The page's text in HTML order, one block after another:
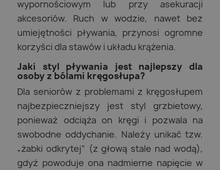
wypornościowym lub przy asekuracji
akcesoriów. Ruch w wodzie, nawet bez
umiejętności pływania, przynosi ogromne
korzyści dla stawów i układu krążenia.
Jaki styl pływania jest najlepszy dla
osoby z bólami kręgosłupa?
Dla seniorów z problemami z kręgosłupem
najbezpieczniejszy jest styl grzbietowy,
ponieważ odciąża on kręgi i pozwala na
swobodne oddychanie. Należy unikać tzw.
„żabki odkrytej” (z głową stale nad wodą),
gdyż powoduje ona nadmierne napięcie w